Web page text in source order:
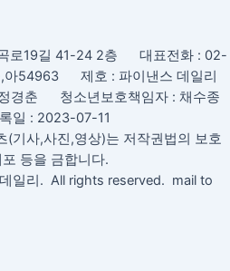
로19길 41-24 2층 대표전화 : 02-
54963 제호 : 파이낸스 데일리
경춘 청소년보호책임자 : 채수종
: 2023-07-11
(기사,사진,영상)는 저작권법의 보호
등을 금합니다.
일리. All rights reserved. mail to